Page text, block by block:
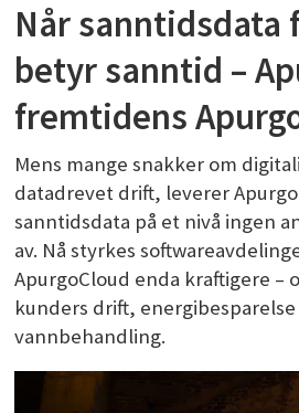
Når sanntidsdata
betyr sanntid –
fremtidens
Mens mange snakker om
datadrevet drift, leverer
sanntidsdata på et nivå ingen
av. Nå styrkes
ApurgoCloud enda kraftigere –
kunders drift,
vannbehandling.